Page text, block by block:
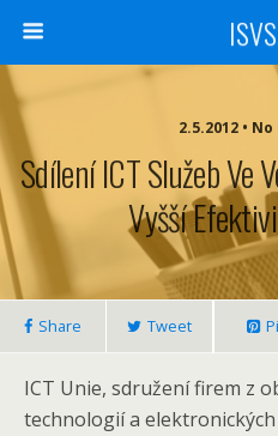
Sdílení ICT Služeb Ve
Vyšší
Share Tweet
ICT Unie, sdružení firem z
technologií a